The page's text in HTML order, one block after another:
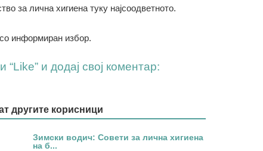
за лична хигиена туку најсоодветното.
информиран избор.
“Like” и додај свој коментар:
другите корисници
Зимски водич: Совети за лична хигиена
на б...